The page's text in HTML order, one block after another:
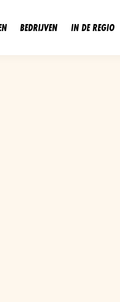
BEDRIJVEN IN DE REGIO